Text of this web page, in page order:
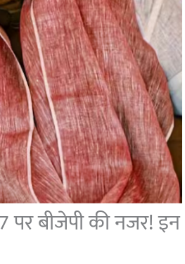
बीजेपी की नजर! इन